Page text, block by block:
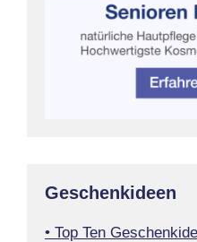
Geschenkideen
• Top Ten